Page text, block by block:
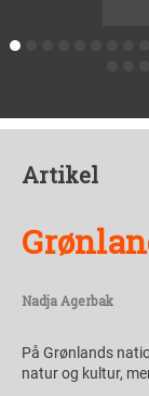
Artikel
Nadja Agerbak
På Grønlands
natur og kultur,